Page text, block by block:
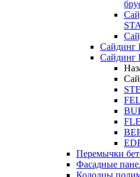
Сайдинг
Сайдинг
Перемычки
Фасадные
Колодцы